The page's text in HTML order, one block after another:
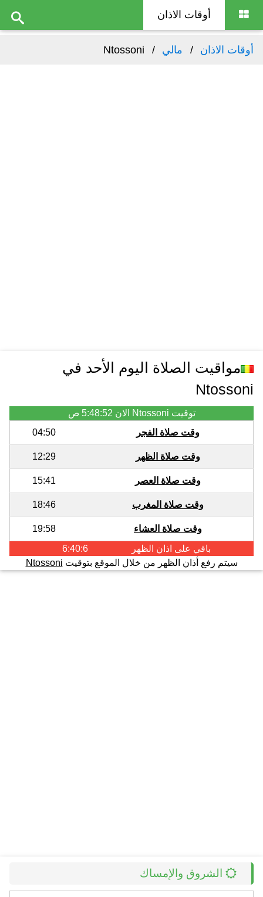
أوقات الاذان
أوقات الاذان مالي Ntossoni
مواقيت الصلاة اليوم الأحد في
Ntossoni
توقيت Ntossoni الان
5:48:52 ص
وقت صلاة الفجر
04:50
وقت صلاة الظهر 12:29
وقت صلاة العصر 15:41
وقت صلاة المغرب 18:46
وقت صلاة العشاء
19:58
باقي على اذان الظهر
6:40:6
سيتم رفع أذان الظهر من خلال الموقع بتوقيت Ntossoni
الشروق والإمساك